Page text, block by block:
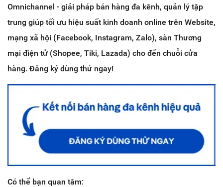
Omnichannel - giải pháp bán hàng đa kênh, quản lý tập
trung giúp tối ưu hiệu suất kinh doanh online trên Website,
mạng xã hội (Facebook, Instagram, Zalo), sàn Thương
mại điện tử (Shopee, Tiki, Lazada) cho đến chuỗi cửa
hàng. Đăng ký dùng thử ngay!
Có thể bạn quan tâm: